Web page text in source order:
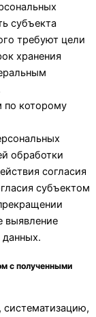
субъекта
требуют цели
хранения
по которому
обработки
согласия
субъектом
выявление
с полученными
систематизацию,